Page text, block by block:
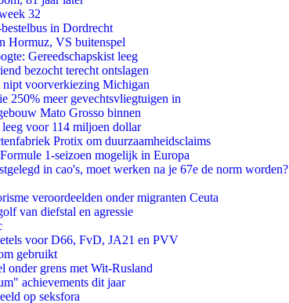
32
in Dordrecht
Hormuz, VS buitenspel
Gereedschapskist leeg
bezocht terecht ontslagen
nipt voorverkiezing Michigan
250% meer gevechtsvliegtuigen in
Mato Grosso binnen
voor 114 miljoen dollar
Protix om duurzaamheidsclaims
1-seizoen mogelijk in Europa
in cao's, moet werken na je 67e de norm worden?
veroordeelden onder migranten Ceuta
van diefstal en agressie
voor D66, FvD, JA21 en PVV
gebruikt
grens met Wit-Rusland
achievements dit jaar
op seksfora